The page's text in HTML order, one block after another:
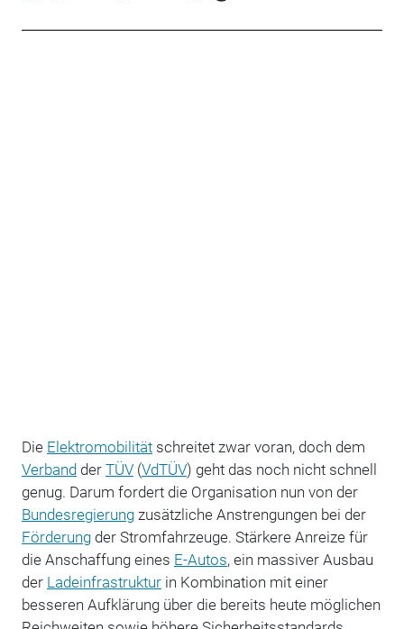
Die Elektromobilitätschreitet zwar voran, doch dem
Verbandder TÜV(VdTÜV) geht das noch nicht schnell
genug. Darum fordert die Organisation nun von der
Bundesregierungzusätzliche Anstrengungen bei der
Förderungder Stromfahrzeuge. Stärkere Anreize für
die Anschaffung eines E-Autos, ein massiver Ausbau
der Ladeinfrastrukturin Kombination mit einer
besseren Aufklärung über die bereits heute möglichen